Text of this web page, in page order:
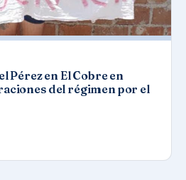
Pérez en El Cobre en
del régimen por el